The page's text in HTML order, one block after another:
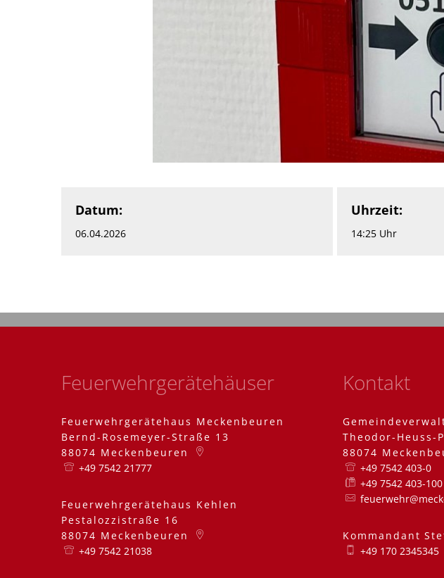
Datum:
06.04.2026
Uhrzeit:
14:25 Uhr
Feuerwehrgerätehäuser
Feuerwehrgerätehaus Meckenbeuren
Bernd-Rosemeyer-Straße 13
88074 Meckenbeuren
+49 7542 21777
Feuerwehrgerätehaus Kehlen
Pestalozzistraße 16
88074 Meckenbeuren
+49 7542 21038
Kontakt
Theodor-Heuss-
88074
+49 7542 403-0
+49 7542 403-100
Kommandant
+49 170 2345345